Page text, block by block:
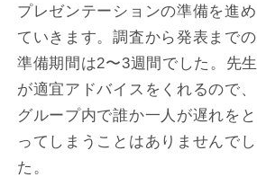
プレゼンテーションの準備を進め
ていきます。調査から発表までの
準備期間は2〜3週間でした。先生
が適宜アドバイスをくれるので、
グループ内で誰か一人が遅れをと
ってしまうことはありませんでし
た。